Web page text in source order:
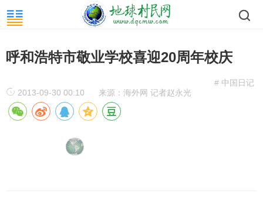
呼和浩特市敬业学校喜迎20周年校庆
# 中国日记
2013-09-30 00:10
来源：海外网 记者赵永光